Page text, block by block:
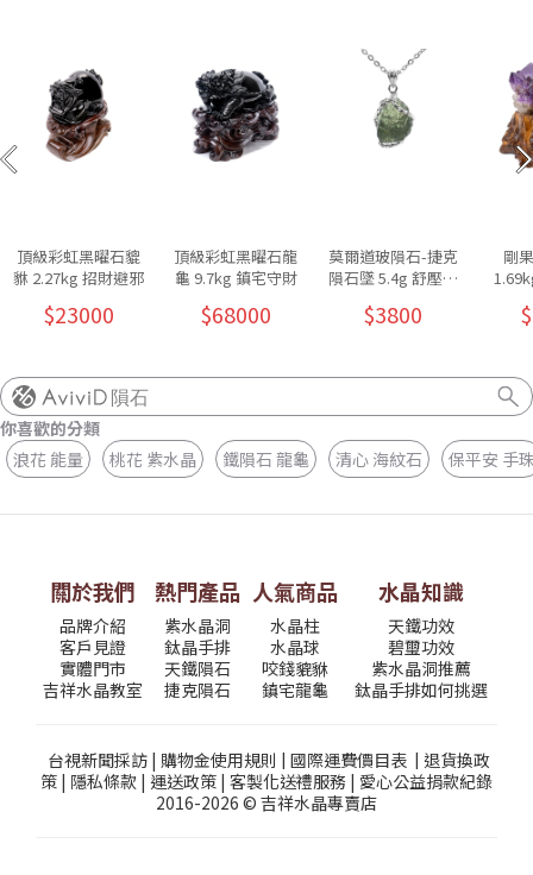
頂級彩虹黑曜石貔
貅 2.27kg 招財避邪
$23000
頂級彩虹黑曜石龍
龜 9.7kg 鎮宅守財
$68000
莫爾道玻隕石-捷克
隕石墜 5.4g 舒壓放
$3800
剛
隕石
你喜歡的分類
浪花 能量
桃花 紫水晶 鐵隕石 龍龜 清心 海紋石 保平安 手
關於我們
品牌介紹
客戶見證
實體門市
吉祥水晶教室
熱門產品
紫水晶洞
鈦晶手排
天鐵隕石
捷克隕石
人氣商品
水晶柱
水晶球
咬錢貔貅
鎮宅龍龜
水晶知識
天鐵功效
碧璽功效
紫水晶洞推薦
鈦晶手排如何挑選
台視新聞採訪| 購物金使用規則 | 國際運費價目表| 退貨換政
策 | 隱私條款 | 運送政策 | 客製化送禮服務 | 愛心公益捐款紀錄
2016-2026 © 吉祥水晶專賣店